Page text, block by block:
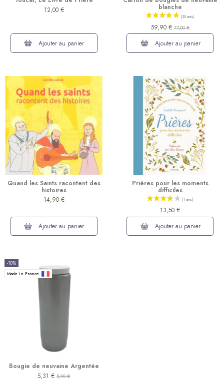
12,00 €
Ajouter au panier
blanche
59,90 €77,00 €
Ajouter au panier
Quand les Saints racontent des
histoires
14,90 €
Ajouter au panier
Prières pour les moments
difficiles
13,50 €
Ajouter au panier
-10%
Made in France
Bougie de neuvaine Argentée
5,31 €5,90 €